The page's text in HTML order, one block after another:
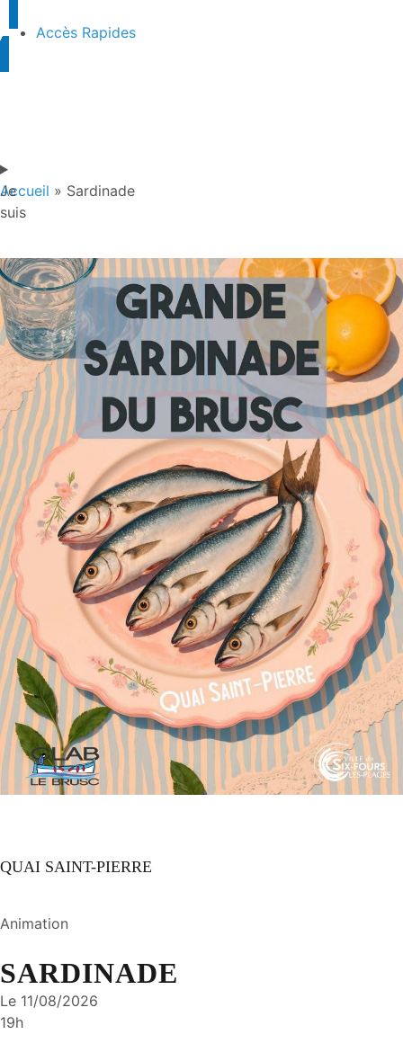
Accès Rapides
Je
suis
Accueil » Sardinade
QUAI SAINT-PIERRE
Animation
SARDINADE
Le 11/08/2026
19h